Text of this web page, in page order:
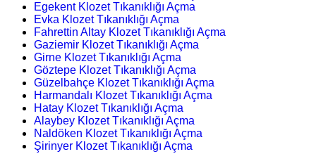
Egekent Klozet Tıkanıklığı Açma
Evka Klozet Tıkanıklığı Açma
Fahrettin Altay Klozet Tıkanıklığı Açma
Gaziemir Klozet Tıkanıklığı Açma
Girne Klozet Tıkanıklığı Açma
Göztepe Klozet Tıkanıklığı Açma
Güzelbahçe Klozet Tıkanıklığı Açma
Harmandalı Klozet Tıkanıklığı Açma
Hatay Klozet Tıkanıklığı Açma
Alaybey Klozet Tıkanıklığı Açma
Naldöken Klozet Tıkanıklığı Açma
Şirinyer Klozet Tıkanıklığı Açma